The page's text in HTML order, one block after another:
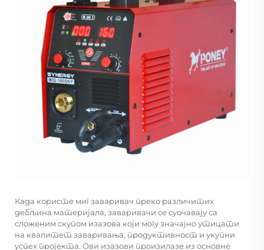
Када користе миг заваривач преко различитих
дебљина материјала, заваривачи се суочавају са
сложеним скупом изазова који могу значајно утицати
на квалитет заваривања, продуктивност и укупни
успех пројекта. Ови изазови произилазе из основне